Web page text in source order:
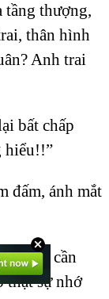
tầng thượng,
thân hình
Anh trai
bất chấp
hiểu!!”
đấm, ánh mắt
ta cần
sự nhớ